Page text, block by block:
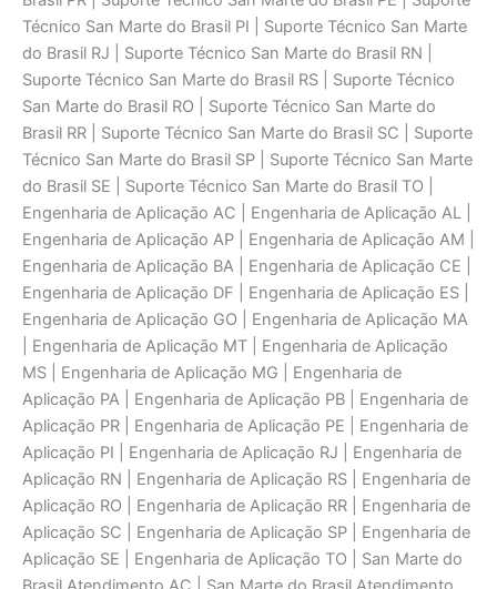
Técnico San Marte do Brasil PI | Suporte Técnico San Marte
do Brasil RJ | Suporte Técnico San Marte do Brasil RN |
Suporte Técnico San Marte do Brasil RS | Suporte Técnico
San Marte do Brasil RO | Suporte Técnico San Marte do
Brasil RR | Suporte Técnico San Marte do Brasil SC | Suporte
Técnico San Marte do Brasil SP | Suporte Técnico San Marte
do Brasil SE | Suporte Técnico San Marte do Brasil TO |
Engenharia de Aplicaçāo AC | Engenharia de Aplicaçāo AL |
Engenharia de Aplicaçāo AP | Engenharia de Aplicaçāo AM |
Engenharia de Aplicaçāo BA | Engenharia de Aplicaçāo CE |
Engenharia de Aplicaçāo DF | Engenharia de Aplicaçāo ES |
Engenharia de Aplicaçāo GO | Engenharia de Aplicaçāo MA
| Engenharia de Aplicaçāo MT | Engenharia de Aplicaçāo
MS | Engenharia de Aplicaçāo MG | Engenharia de
Aplicaçāo PA | Engenharia de Aplicaçāo PB | Engenharia de
Aplicaçāo PR | Engenharia de Aplicaçāo PE | Engenharia de
Aplicaçāo PI | Engenharia de Aplicaçāo RJ | Engenharia de
Aplicaçāo RN | Engenharia de Aplicaçāo RS | Engenharia de
Aplicaçāo RO | Engenharia de Aplicaçāo RR | Engenharia de
Aplicaçāo SC | Engenharia de Aplicaçāo SP | Engenharia de
Aplicaçāo SE | Engenharia de Aplicaçāo TO | San Marte do